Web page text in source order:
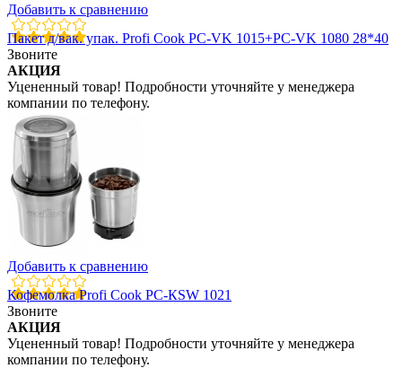
Добавить к сравнению
Пакет д/вак. упак. Profi Cook PC-VK 1015+PC-VK 1080 28*40
Звоните
АКЦИЯ
Уцененный товар! Подробности уточняйте у менеджера
компании по телефону.
Добавить к сравнению
Кофемолка Profi Cook PC-КSW 1021
Звоните
АКЦИЯ
Уцененный товар! Подробности уточняйте у менеджера
компании по телефону.